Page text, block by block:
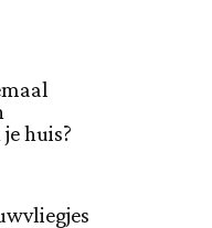
huis?